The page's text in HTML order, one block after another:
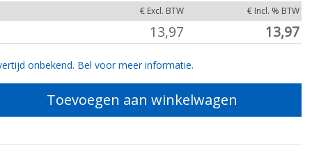
€ Excl. BTW € Incl. % BTW
13,97 13,97
onbekend. Bel voor meer informatie.
Toevoegen aan winkelwagen